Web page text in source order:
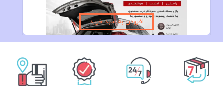
۴۶,۰۰۰,۰۰۰ تومان
افزودن به سبد خرید